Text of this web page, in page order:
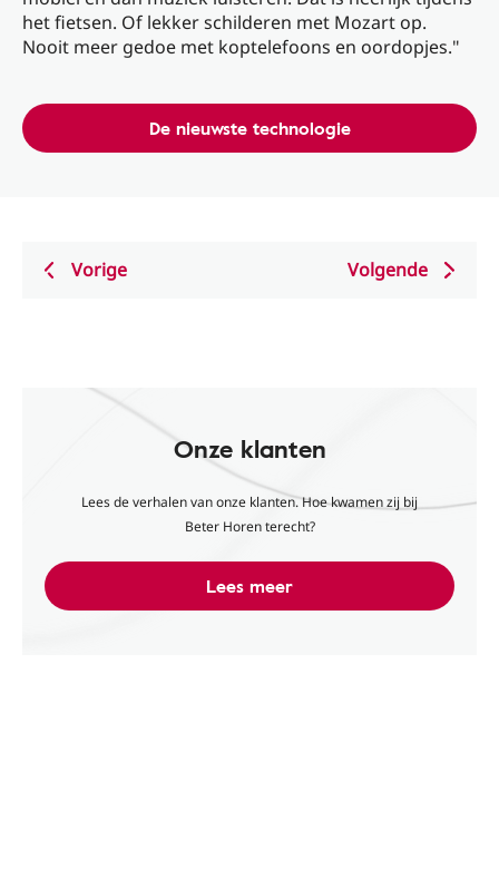
het fietsen. Of lekker schilderen met Mozart op.
Nooit meer gedoe met koptelefoons en oordopjes."
De nieuwste technologie
Vorige Volgende
Onze klanten
Lees de verhalen van onze klanten. Hoe kwamen zij bij
Beter Horen terecht?
Lees meer